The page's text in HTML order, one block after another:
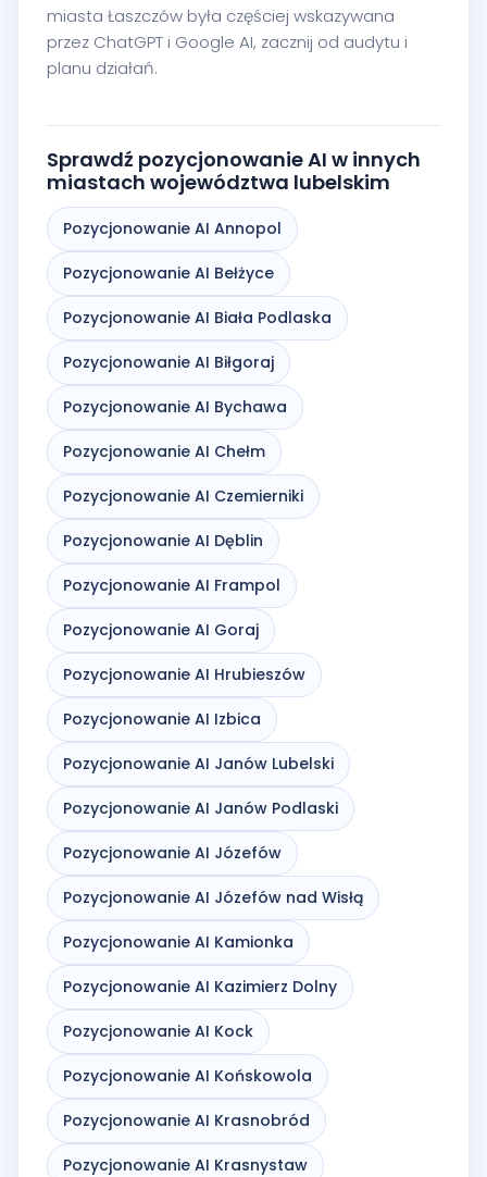
miasta Łaszczów była częściej wskazywana
przez ChatGPT i Google AI, zacznij od audytu i
planu działań.
Sprawdź pozycjonowanie AI w innych
miastach województwa lubelskim
Pozycjonowanie AI Annopol
Pozycjonowanie AI Bełżyce
Pozycjonowanie AI Biała Podlaska
Pozycjonowanie AI Biłgoraj
Pozycjonowanie AI Bychawa
Pozycjonowanie AI Chełm
Pozycjonowanie AI Czemierniki
Pozycjonowanie AI Dęblin
Pozycjonowanie AI Frampol
Pozycjonowanie AI Goraj
Pozycjonowanie AI Hrubieszów
Pozycjonowanie AI Izbica
Pozycjonowanie AI Janów Lubelski
Pozycjonowanie AI Janów Podlaski
Pozycjonowanie AI Józefów
Pozycjonowanie AI Józefów nad Wisłą
Pozycjonowanie AI Kamionka
Pozycjonowanie AI Kazimierz Dolny
Pozycjonowanie AI Kock
Pozycjonowanie AI Końskowola
Pozycjonowanie AI Krasnobród
Pozycjonowanie AI Krasnystaw